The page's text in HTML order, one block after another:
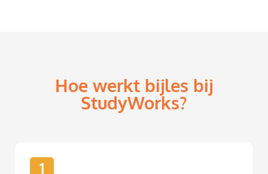
Hoe werkt bijles bij
StudyWorks?
1